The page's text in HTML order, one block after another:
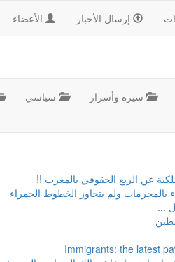
الأعضاء إرسال الأخبار
سياسي سيرة وأسرار
عن الربع الحقوقي بالمغرب !!
بالمحرمات ولم يتجاوز الخطوط الحمراء
...
Immigrants: the latest